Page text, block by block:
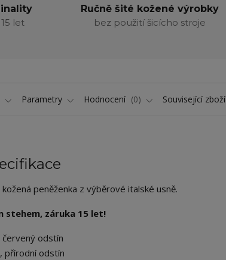
let
Ručně šité kožené výrobky
bez použití šicícho stroje
Parametry Hodnocení 0 Související zboží
peněženka z výběrové italské usně.
stehem, záruka 15 let!
červený odstín
přírodní odstín